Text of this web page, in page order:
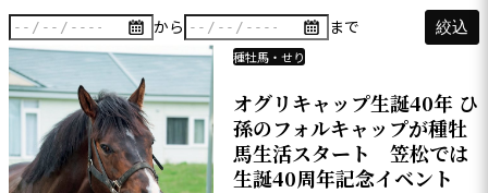
から まで 絞込
種牡馬・せり
オグリキャップ生誕40年 ひ
孫のフォルキャップが種牡
馬生活スタート 笠松では
生誕40周年記念イベント